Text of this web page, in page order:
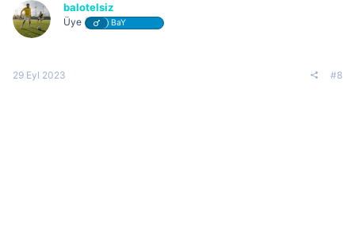
balotelsiz
Üye BaY
29 Eyl 2023 #8